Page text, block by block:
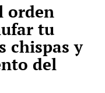
orden
tu
chispas y
del